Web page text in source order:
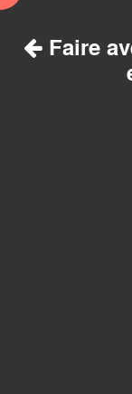
Faire